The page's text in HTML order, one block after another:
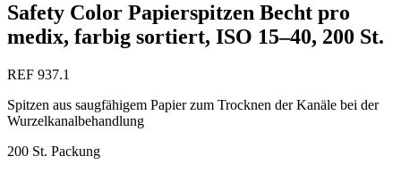
Safety Color Papierspitzen Becht pro
medix, farbig sortiert, ISO 15–40, 200 St.
REF 937.1
Spitzen aus saugfähigem Papier zum Trocknen der Kanäle bei der
Wurzelkanalbehandlung
200 St. Packung